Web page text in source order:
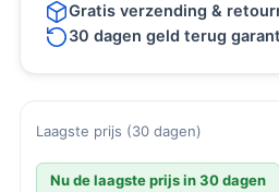
Gratis verzending &
30 dagen geld terug
Laagste prijs (30 dagen)
Nu de laagste prijs in 30 dagen